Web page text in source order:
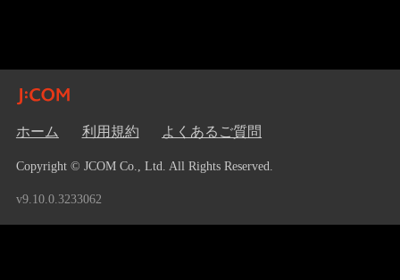
ホーム 利用規約 よくあるご質問
Copyright © JCOM Co., Ltd. All Rights Reserved.
v9.10.0.3233062